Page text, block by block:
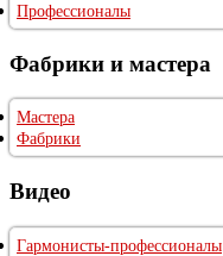
Профессионалы
Фабрики и мастера
Мастера
Фабрики
Видео
Гармонисты-профессионалы